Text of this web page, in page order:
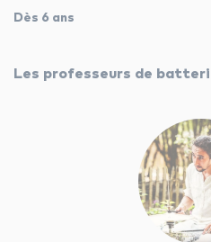
Dès 6 ans
Les professeurs de